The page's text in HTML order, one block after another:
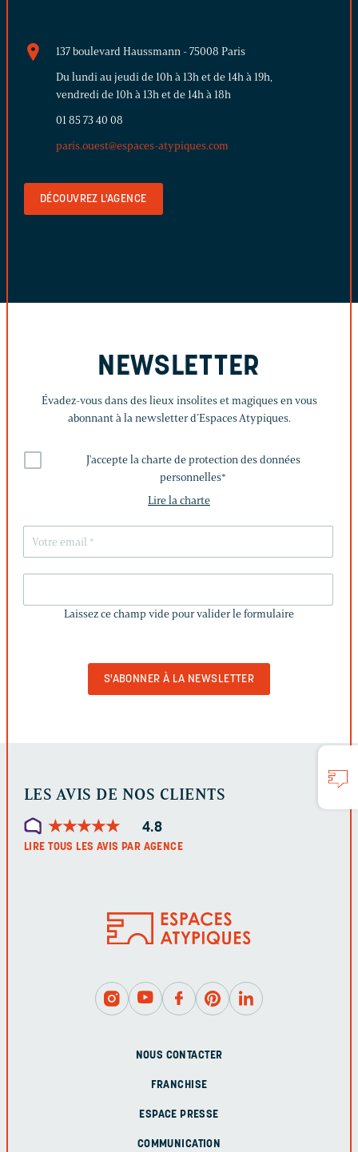
137 boulevard Haussmann - 75008 Paris
Du lundi au jeudi de 10h à 13h et de 14h à 19h,
vendredi de 10h à 13h et de 14h à 18h
01 85 73 40 08
paris.ouest@espaces-atypiques.com
DÉCOUVREZ L'AGENCE
NEWSLETTER
Évadez-vous dans des lieux insolites et magiques en vous
abonnant à la newsletter d’Espaces Atypiques.
J'accepte la charte de protection des données
personnelles*
Lire la charte
CHAMP
Laissez ce champ vide pour valider le formulaire
LES AVIS DE NOS CLIENTS
★★★★★
★★★★★ 4.8
LIRE TOUS LES AVIS PAR AGENCE
NOUS CONTACTER
FRANCHISE
ESPACE PRESSE
COMMUNICATION